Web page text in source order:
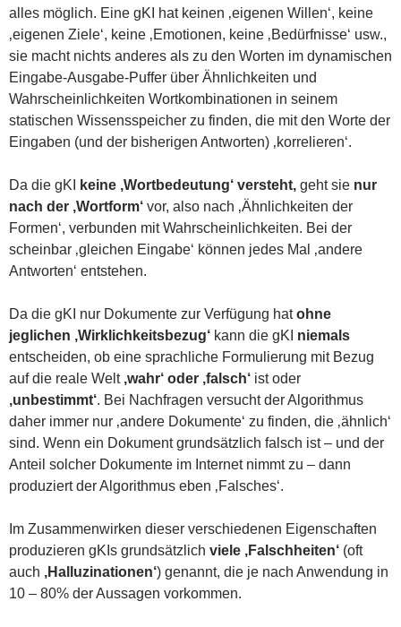
alles möglich. Eine gKI hat keinen ‚eigenen Willen‘, keine
‚eigenen Ziele‘, keine ‚Emotionen, keine ‚Bedürfnisse‘ usw.,
sie macht nichts anderes als zu den Worten im dynamischen
Eingabe-Ausgabe-Puffer über Ähnlichkeiten und
Wahrscheinlichkeiten Wortkombinationen in seinem
statischen Wissensspeicher zu finden, die mit den Worte der
Eingaben (und der bisherigen Antworten) ‚korrelieren‘.
Da die gKI keine ‚Wortbedeutung‘ versteht, geht sie nur
nach der ‚Wortform‘ vor, also nach ‚Ähnlichkeiten der
Formen‘, verbunden mit Wahrscheinlichkeiten. Bei der
scheinbar ‚gleichen Eingabe‘ können jedes Mal ‚andere
Antworten‘ entstehen.
Da die gKI nur Dokumente zur Verfügung hatohne
jeglichen ‚Wirklichkeitsbezug‘ kann die gKI niemals
entscheiden, ob eine sprachliche Formulierung mit Bezug
auf die reale Welt‚wahr‘ oder ‚falsch‘ ist oder
‚unbestimmt‘. Bei Nachfragen versucht der Algorithmus
daher immer nur ‚andere Dokumente‘ zu finden, die ‚ähnlich‘
sind. Wenn ein Dokument grundsätzlich falsch ist – und der
Anteil solcher Dokumente im Internet nimmt zu – dann
produziert der Algorithmus eben ‚Falsches‘.
Im Zusammenwirken dieser verschiedenen Eigenschaften
produzieren gKIs grundsätzlich viele ‚Falschheiten‘ (oft
auch ‚Halluzinationen‘) genannt, die je nach Anwendung in
10 – 80% der Aussagen vorkommen.